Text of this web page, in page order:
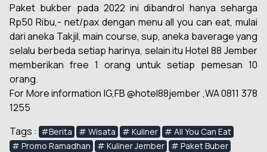
Paket bukber pada 2022 ini dibandrol hanya seharga
Rp50 Ribu,- net/pax dengan menuall you can eat,mulai
dari aneka Takjil,main course, sup, aneka baverageyang
selalu berbeda setiap harinya, selain itu Hotel 88 Jember
memberikan free 1 orang untuk setiap pemesan 10
orang.
For More information IG,FB @hotel88jember ,WA 0811 378
1255
Tags : #Berita # Wisata # Kuliner
# All You Can Eat
# Promo Ramadhan
# Kuliner Jember # Paket Buber